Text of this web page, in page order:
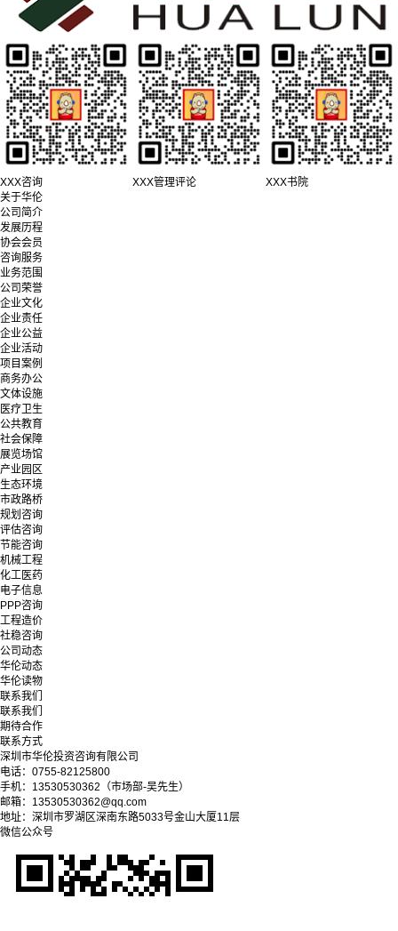
XXX咨询 XXX管理评论
XXX书院
关于华伦
公司简介
发展历程
协会会员
咨询服务
业务范围
公司荣誉
企业文化
企业责任
企业公益
企业活动
项目案例
商务办公
文体设施
医疗卫生
公共教育
社会保障
展览场馆
产业园区
生态环境
市政路桥
规划咨询
评估咨询
节能咨询
机械工程
化工医药
电子信息
PPP咨询
工程造价
社稳咨询
公司动态
华伦动态
华伦读物
联系我们
联系我们
期待合作
联系方式
深圳市华伦投资咨询有限公司
电话：0755-82125800
手机：13530530362（市场部-吴先生）
邮箱：13530530362@qq.com
地址：深圳市罗湖区深南东路5033号金山大厦11层
微信公众号